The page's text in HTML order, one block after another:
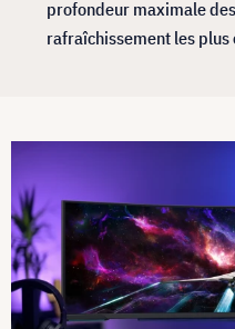
profondeur maximale
rafraîchissement les plus